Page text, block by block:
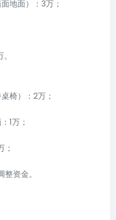
地面）：3万；
椅）：2万；
1万；
资金。